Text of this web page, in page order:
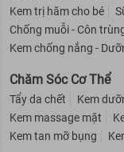
Kem trị hăm cho bé
Chống muỗi - Côn
Kem chống nắng -
Chăm Sóc Cơ Thể
Tẩy da chết Kem
Kem massage mặt
Kem tan mỡ bụng